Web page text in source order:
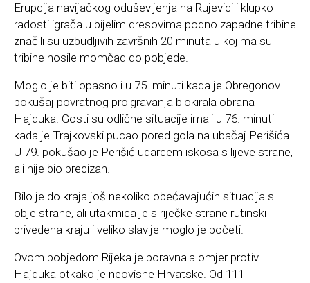
Erupcija navijačkog oduševljenja na Rujevici i klupko
radosti igrača u bijelim dresovima podno zapadne tribine
značili su uzbudljivih završnih 20 minuta u kojima su
tribine nosile momčad do pobjede.
Moglo je biti opasno i u 75. minuti kada je Obregonov
pokušaj povratnog proigravanja blokirala obrana
Hajduka. Gosti su odlične situacije imali u 76. minuti
kada je Trajkovski pucao pored gola na ubačaj Perišića.
U 79. pokušao je Perišić udarcem iskosa s lijeve strane,
ali nije bio precizan.
Bilo je do kraja još nekoliko obećavajućih situacija s
obje strane, ali utakmica je s riječke strane rutinski
privedena kraju i veliko slavlje moglo je početi.
Ovom pobjedom Rijeka je poravnala omjer protiv
Hajduka otkako je neovisne Hrvatske. Od 111